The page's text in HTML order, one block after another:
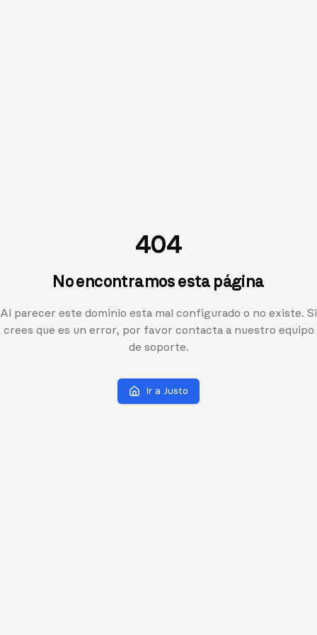
404
No encontramos esta página
Al parecer este dominio esta mal configurado o no existe. Si
crees que es un error, por favor contacta a nuestro equipo
de soporte.
Ir a Justo